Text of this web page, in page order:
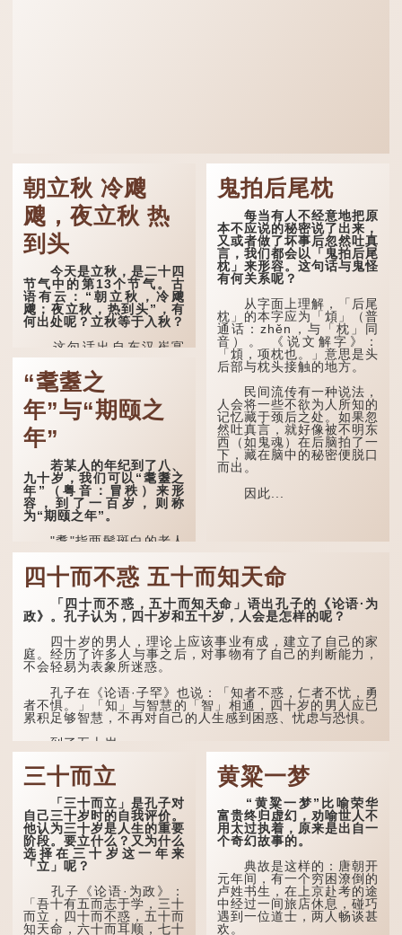
朝立秋 冷飕
飕，夜立秋 热
到头
今天是立秋，是二十四
节气中的第13个节气。古
语有云：“朝立秋，冷飕
飕；夜立秋，热到头”，有
何出处呢？立秋等于入秋？
这句话出自东汉崔寔
《四民月令》：“朝立秋，
冷飕飕；夜立秋，热到
头”。到了清代，顾禄在
《清嘉录》里记录苏州风俗
时，也引用了这句谚语。不
过当地百姓的口头说法
是“朝立秋，渹飕飕；夜立
秋，热吽吽”。虽然用字略
有不同，但意思完全一致。
那么，这句话到底准不
准呢？它反映了古人的一种
朴素观察：如果立秋的精
确...
“耄耋之
年”与“期颐之
年”
若某人的年纪到了八、
九十岁，我们可以“耄耋之
年”（粤音：冒秩）来形
容，到了一百岁，则称
为“期颐之年”。
"耄"指两鬓斑白的老人
家，亦含有思想紊乱的意
思；"耋"更有跌倒的意思，
也是用来形容老人家的。
曹操《对酒歌》就曾写
道："耄耋皆得以寿终，恩
到了一百岁呢？
颐"。 《礼记.曲礼
上》："百年曰期颐。"郑玄
注："期，犹要也；颐，养
尽养...
鬼拍后尾枕
每当有人不经意地把原
本不应说的秘密说了出来，
又或者做了坏事后忽然吐真
言，我们都会以「鬼拍后尾
枕」来形容。这句话与鬼怪
有何关系呢？
从字面上理解，「后尾
枕」的本字应为「䪴」（普
通话：zhěn，与「枕」同
音）。 《说文解字》：
「䪴，项枕也。」意思是头
后部与枕头接触的地方。
民间流传有一种说法，
人会将一些不欲为人所知的
记忆藏于颈后之处。如果忽
然吐真言，就好像被不明东
西（如鬼魂）在后脑拍了一
下，藏在脑中的秘密便脱口
而出。
因此...
四十而不惑 五十而知天命
「四十而不惑，五十而知天命」语出孔子的《论语·为
政》。孔子认为，四十岁和五十岁，人会是怎样的呢？
四十岁的男人，理论上应该事业有成，建立了自己的家
庭。经历了许多人与事之后，对事物有了自己的判断能力，
不会轻易为表象所迷惑。
孔子在《论语·子罕》也说：「知者不惑，仁者不忧，勇
者不惧。」「知」与智慧的「智」相通，四十岁的男人应已
累积足够智慧，不再对自己的人生感到困惑、忧虑与恐惧。
到了五十岁，...
三十而立
「三十而立」是孔子对
自己三十岁时的自我评价。
他认为三十岁是人生的重要
阶段。要立什么？又为什么
选择在三十岁这一年来
「立」呢？
孔子《论语·为政》：
「吾十有五而志于学，三十
而立，四十而不惑，五十而
知天命，六十而耳顺，七十
黄粱一梦
“黄粱一梦”比喻荣华
富贵终归虚幻，劝喻世人不
用太过执着，原来是出自一
个奇幻故事的。
典故是这样的：唐朝开
元年间，有一个穷困潦倒的
卢姓书生，在上京赴考的途
中经过一间旅店休息，碰巧
遇到一位道士，两人畅谈甚
欢。